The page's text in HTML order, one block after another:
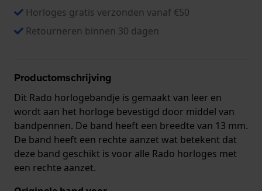
Horloges gratis verzonden vanaf €50
Retourneren binnen 30 dagen
Productomschrijving
Dit Rado horlogebandje is gemaakt van leer en
wordt aan het horloge bevestigd door middel van
bandpennen. De band heeft een breedte van 13 mm.
De band heeft een rechte aanzet wat betekent dat
deze band geschikt is voor alle Rado horloges met
een rechte aanzet.